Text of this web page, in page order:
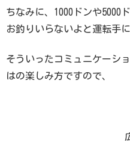
ちなみに、1000ドンや5000
お釣りいらないよと運転手
そういったコミュニケーシ
はの楽しみ方ですので、